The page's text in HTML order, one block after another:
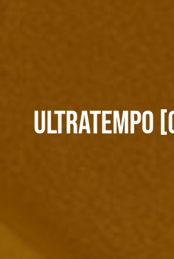
Ultratempo